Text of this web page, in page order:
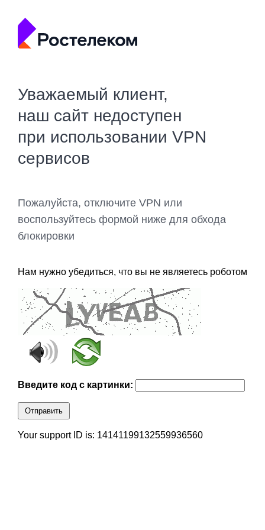
Уважаемый клиент,
наш сайт недоступен
при использовании VPN
сервисов
Пожалуйста, отключите VPN или
воспользуйтесь формой ниже для обхода
блокировки
Нам нужно убедиться, что вы не являетесь роботом
Введите код с картинки:
Отправить
Your support ID is: 14141199132559936560